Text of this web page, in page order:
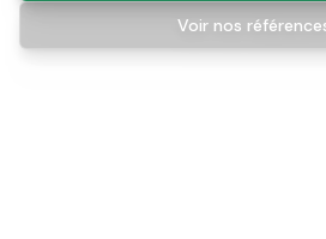
Voir nos